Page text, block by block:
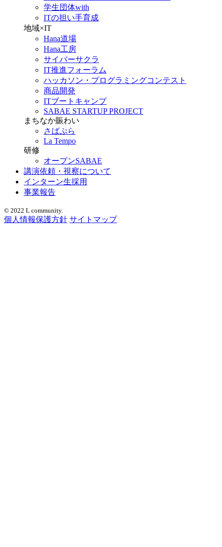
学生団体with
ITの担い手育成
地域×IT
Hana道場
Hana工房
サイバーサクラ
IT推進フォーラム
ハッカソン・プログラミングコンテスト
商品開発
ITブートキャンプ
SABAE STARTUP PROJECT
まちなか賑わい
さばぷら
La Tempo
研修
オープンSABAE
講演依頼・視察について
インターン生採用
事業報告
© 2022 L community.
個人情報保護方針 サイトマップ